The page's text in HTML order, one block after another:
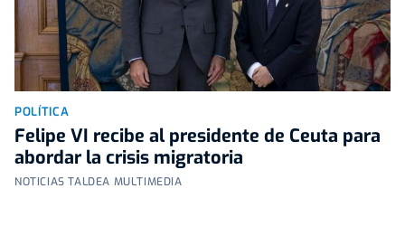
POLÍTICA
Felipe VI recibe al presidente de Ceuta para
abordar la crisis migratoria
NOTICIAS TALDEA MULTIMEDIA